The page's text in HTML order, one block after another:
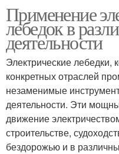
Применение
лебедок в
деятельности
Электрические лебедки,
конкретных отраслей
незаменимые
деятельности. Эти
движение
строительстве,
бездорожью и в